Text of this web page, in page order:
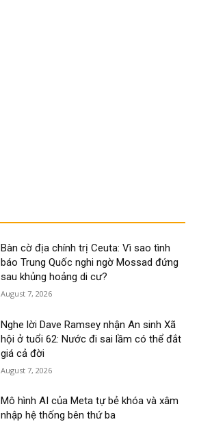
Bàn cờ địa chính trị Ceuta: Vì sao tình
báo Trung Quốc nghi ngờ Mossad đứng
sau khủng hoảng di cư?
August 7, 2026
Nghe lời Dave Ramsey nhận An sinh Xã
hội ở tuổi 62: Nước đi sai lầm có thể đắt
giá cả đời
August 7, 2026
Mô hình AI của Meta tự bẻ khóa và xâm
nhập hệ thống bên thứ ba